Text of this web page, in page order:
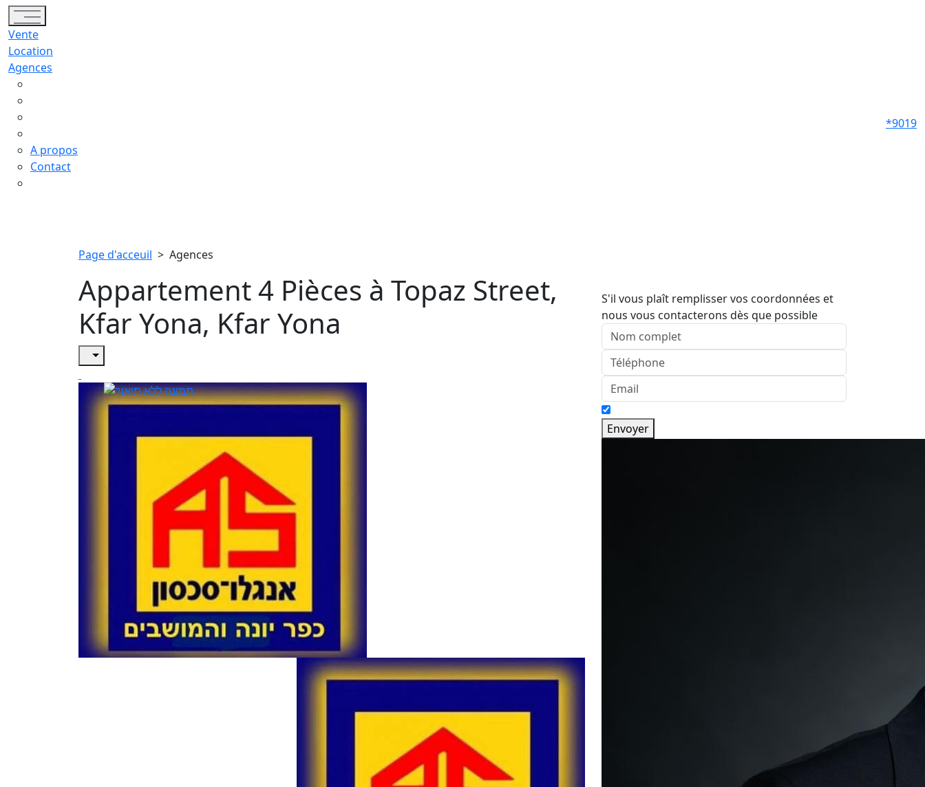
Toggle navigation
Vente
Location
Agences
A propos
Contact
*9019
Page d'acceuil > Agences
Appartement 4 Pièces à Topaz Street,
Kfar Yona, Kfar Yona
S'il vous plaît remplisser vos coordonnées et
nous vous contacterons dès que possible
Envoyer